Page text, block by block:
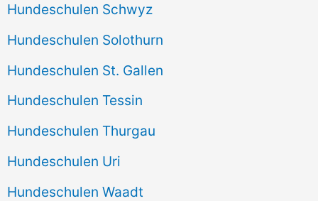
Hundeschulen Schwyz
Hundeschulen Solothurn
Hundeschulen St. Gallen
Hundeschulen Tessin
Hundeschulen Thurgau
Hundeschulen Uri
Hundeschulen Waadt